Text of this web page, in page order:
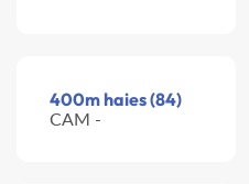
400m haies (84)
CAM -